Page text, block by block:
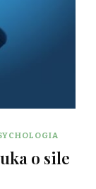
o sile